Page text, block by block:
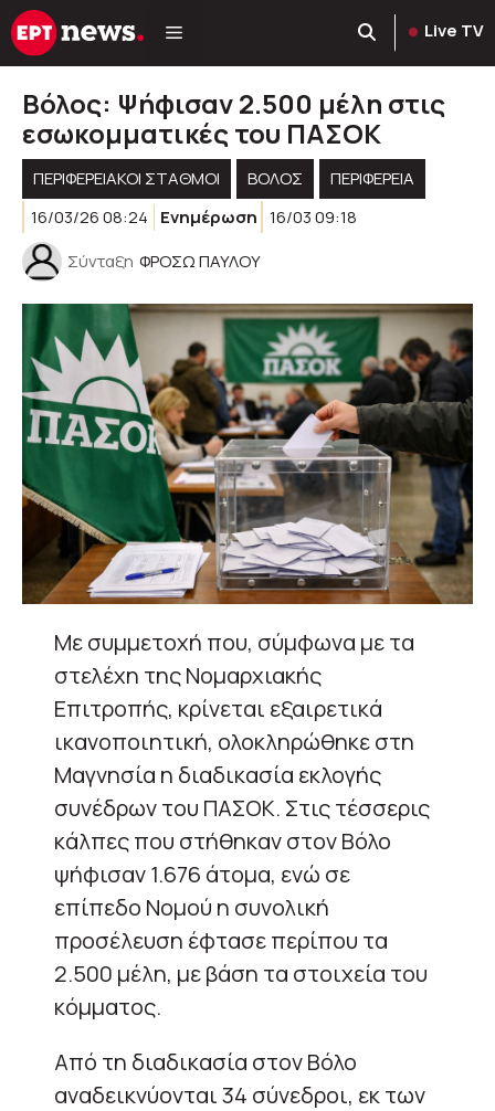
Μετάβαση
σε
Live TV
Βόλος: Ψήφισαν 2.500 μέλη στις
εσωκομματικές του ΠΑΣΟΚ
ΠΕΡΙΦΕΡΕΙΑΚΟΊ ΣΤΑΘΜΟΊ ΒΟΛΟΣ
ΠΕΡΙΦΈΡΕΙΑ
16/03/26 08:24
Ενημέρωση 16/03 09:18
Σύνταξη ΦΡΟΣΩ ΠΑΥΛΟΥ
Με συμμετοχή που, σύμφωνα με τα
στελέχη της Νομαρχιακής
Επιτροπής, κρίνεται εξαιρετικά
ικανοποιητική, ολοκληρώθηκε στη
Μαγνησία η διαδικασία εκλογής
συνέδρων του ΠΑΣΟΚ. Στις τέσσερις
κάλπες που στήθηκαν στον Βόλο
ψήφισαν 1.676 άτομα, ενώ σε
επίπεδο Νομού η συνολική
προσέλευση έφτασε περίπου τα
2.500 μέλη, με βάση τα στοιχεία του
κόμματος.
Από τη διαδικασία στον Βόλο
αναδεικνύονται 34 σύνεδροι, εκ των